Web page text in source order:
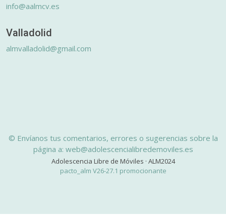
info@aalmcv.es
Valladolid
almvalladolid@gmail.com
© Envíanos tus comentarios, errores o sugerencias sobre la
página a: web@adolescencialibredemoviles.es
Adolescencia Libre de Móviles · ALM2024
pacto_alm V26-27.1 promocionante